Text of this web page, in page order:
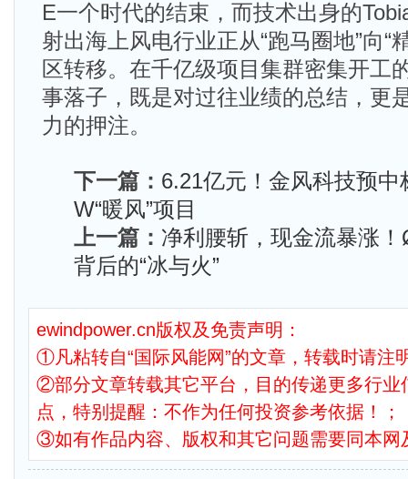
E一个时代的结束，而技术出身的
射出海上风电行业正从“跑马圈地”向“
区转移。在千亿级项目集群密集开工
事落子，既是对过往业绩的总结，更
力的押注。
下一篇： 6.21亿元！金风科技预中
W“暖风”项目
上一篇： 净利腰斩，现金流暴涨
背后的“冰与火”
ewindpower.cn版权及免责声明：
①凡粘转自“国际风能网”的文章，转载时请注
②部分文章转载其它平台，目的传递更多行业
点，特别提醒：不作为任何投资参考依据！；
③如有作品内容、版权和其它问题需要同本网